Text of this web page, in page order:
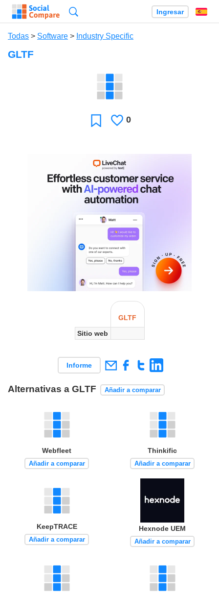
Ingresar
Todas > Software > Industry Specific
GLTF
Favoritos
Le
0
GLTF
Sitio web
Informe
Alternativas a GLTF Añadir a comparar
Webfleet
Añadir a comparar
Thinkific
Añadir a comparar
KeepTRACE
Añadir a comparar
Hexnode UEM
Añadir a comparar